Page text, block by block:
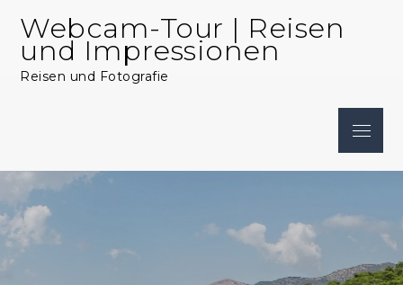
content
Webcam-Tour | Reisen
und Impressionen
Reisen und Fotografie
Menu